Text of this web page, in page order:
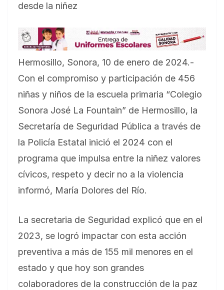
desde la niñez
Hermosillo, Sonora, 10 de enero de 2024.-
Con el compromiso y participación de 456
niñas y niños de la escuela primaria “Colegio
Sonora José La Fountain” de Hermosillo, la
Secretaría de Seguridad Pública a través de
la Policía Estatal inició el 2024 con el
programa que impulsa entre la niñez valores
cívicos, respeto y decir no a la violencia
informó, María Dolores del Río.
La secretaria de Seguridad explicó que en el
2023, se logró impactar con esta acción
preventiva a más de 155 mil menores en el
estado y que hoy son grandes
colaboradores de la construcción de la paz